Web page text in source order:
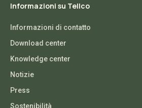
Informazioni su Tellco
Informazioni di contatto
Download center
Knowledge center
Notizie
Press
Sostenibilità